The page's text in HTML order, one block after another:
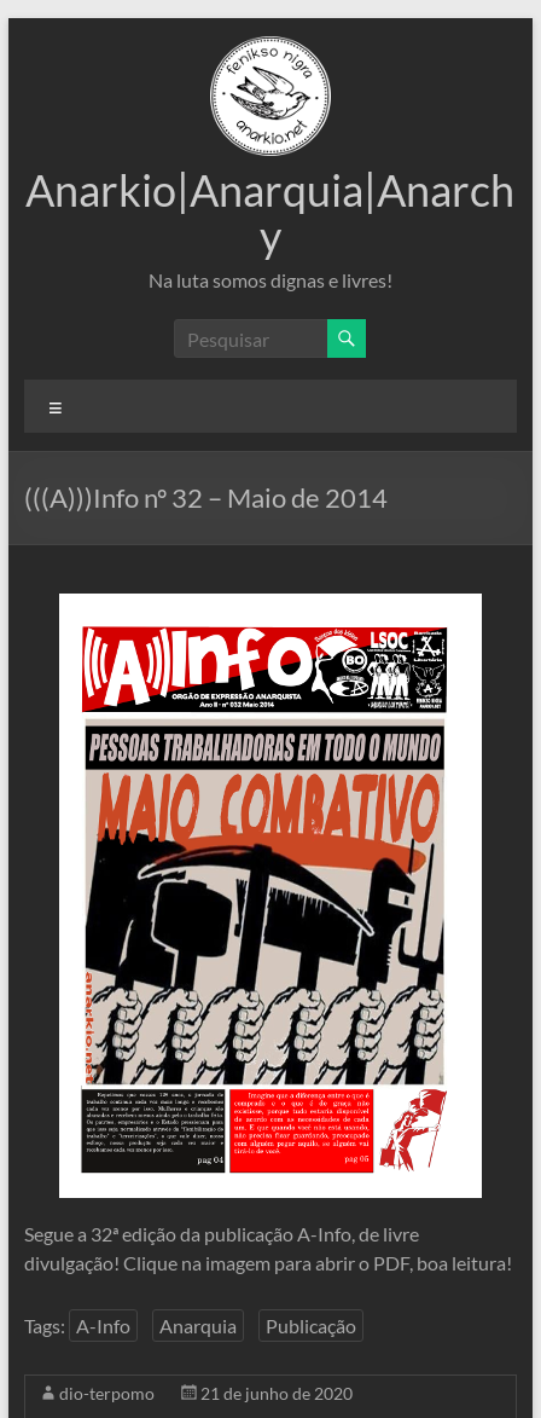
Anarkio|Anarquia|Anarch
y
Na luta somos dignas e livres!
(((A)))Info nº 32 – Maio de 2014
Segue a 32ª edição da publicação A-Info, de livre
divulgação! Clique na imagem para abrir o PDF, boa leitura!
Tags: A-Info Anarquia Publicação
dio-terpomo
21 de junho de 2020